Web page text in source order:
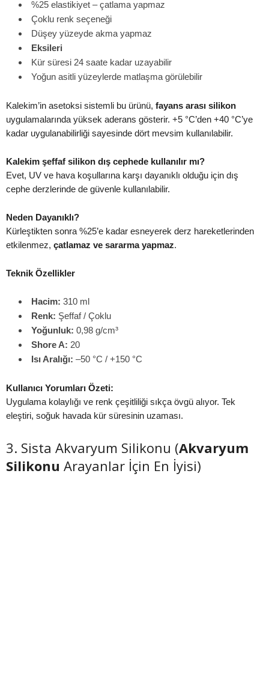
%25 elastikiyet – çatlama yapmaz
Çoklu renk seçeneği
Düşey yüzeyde akma yapmaz
Eksileri
Kür süresi 24 saate kadar uzayabilir
Yoğun asitli yüzeylerde matlaşma görülebilir
Kalekim’in asetoksi sistemli bu ürünü, fayans arası silikon
uygulamalarında yüksek aderans gösterir. +5 °C’den +40 °C’ye
kadar uygulanabilirliği sayesinde dört mevsim kullanılabilir.
Kalekim şeffaf silikon dış cephede kullanılır mı?
Evet, UV ve hava koşullarına karşı dayanıklı olduğu için dış
cephe derzlerinde de güvenle kullanılabilir.
Neden Dayanıklı?
Kürleştikten sonra %25’e kadar esneyerek derz hareketlerinden
etkilenmez, çatlamaz ve sararma yapmaz.
Teknik Özellikler
Hacim: 310 ml
Renk: Şeffaf / Çoklu
Yoğunluk: 0,98 g/cm³
Shore A: 20
Isı Aralığı: –50 °C / +150 °C
Kullanıcı Yorumları Özeti:
Uygulama kolaylığı ve renk çeşitliliği sıkça övgü alıyor. Tek
eleştiri, soğuk havada kür süresinin uzaması.
3. Sista Akvaryum Silikonu (Akvaryum
Silikonu Arayanlar İçin En İyisi)